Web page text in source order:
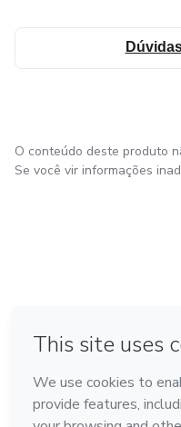
O conteúdo deste produto
Se você vir informações
Feito com ❤ em Bogotá